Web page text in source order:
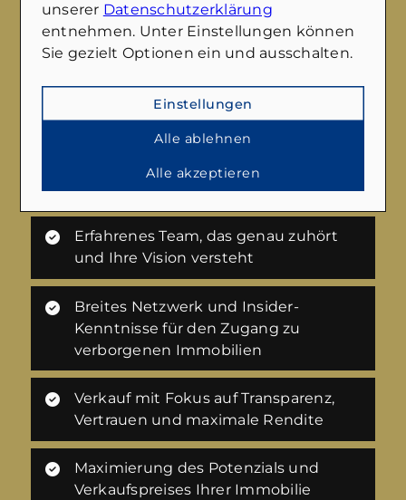
Benötigen Sie Hilfe beim Verkauf Ihrer
Wir führen Sie gerne durch den gesamten
gleichzeitig auf Wunsch auch eine neue
Erfahrenes Team, das genau zuhört
und Ihre Vision versteht
Breites Netzwerk und Insider-
Kenntnisse für den Zugang zu
verborgenen Immobilien
Verkauf mit Fokus auf Transparenz,
Vertrauen und maximale Rendite
Maximierung des Potenzials und
Verkaufspreises Ihrer Immobilie
unserer Datenschutzerklärung
entnehmen. Unter Einstellungen können
Sie gezielt Optionen ein und ausschalten.
Einstellungen
Alle ablehnen
Alle akzeptieren